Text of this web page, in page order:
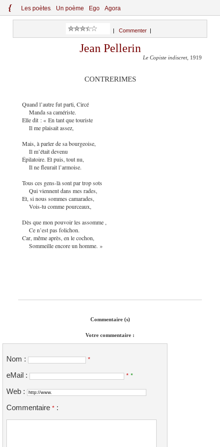
{ Les poètes Un poème Ego Agora
Commenter
Jean Pellerin
Le Copiste indiscret, 1919
CONTRERIMES
Quand l’autre fut parti, Circé
Manda sa camériste.
Elle dit : « En tant que touriste
Il me plaisait assez,
Mais, à parler de sa bourgeoise,
Il m’était devenu
Épilatoire. Et puis, tout nu,
Il ne fleurait l’armoise.
Tous ces gens-là sont par trop sots
Qui viennent dans mes rades,
Et, si nous sommes camarades,
Vois-tu comme pourceaux,
Dès que mon pouvoir les assomme ,
Ce n’est pas folichon.
Car, même après, en le cochon,
Sommeille encore un homme. »
Commentaire (s)
Votre commentaire :
Nom : *
eMail : * *
Web :
Commentaire * :